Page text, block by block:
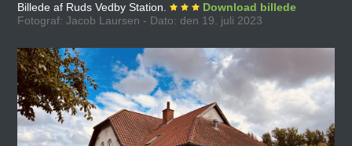
Billede af Ruds Vedby Station.
Download billede
Fotograf: Jacob Laursen - Dato: den 19. juli 2023